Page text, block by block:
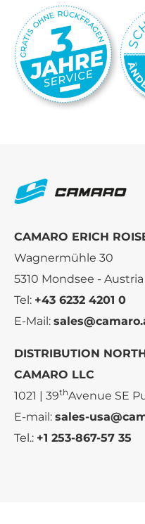
CAMARO ERICH
Wagnermühle 30
5310 Mondsee - Austria
Tel: +43 6232 4201 0
E-Mail:
DISTRIBUTION
CAMARO LLC
1021 | 39thAvenue SE
E-mail: sales-
Tel.: +1 253-867-57 35